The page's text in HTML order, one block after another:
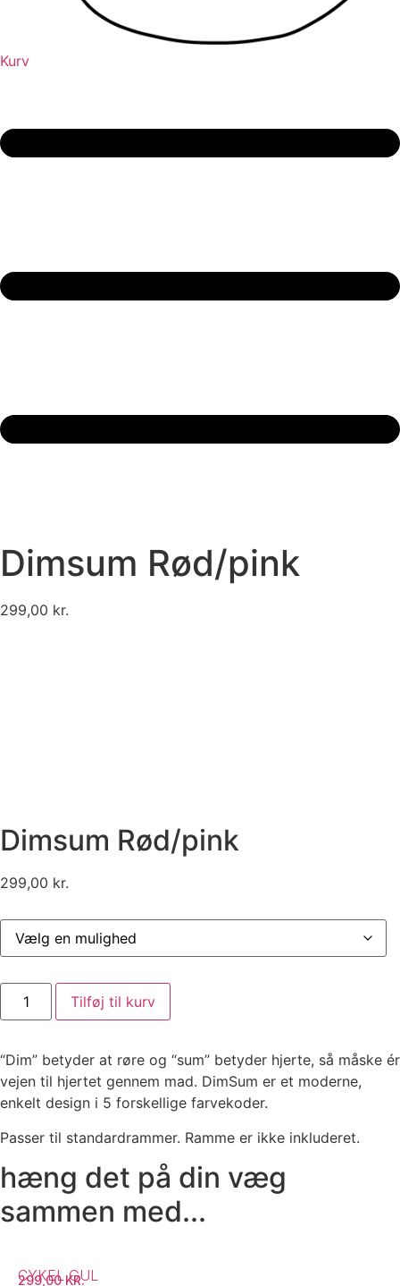
Kurv
Dimsum Rød/pink
299,00 kr.
Dimsum Rød/pink
299,00 kr.
Dimsum
Rød/pink
antal
Tilføj til kurv
“Dim” betyder at røre og “sum” betyder hjerte, så måske ér
vejen til hjertet gennem mad. DimSum er et moderne,
enkelt design i 5 forskellige farvekoder.
Passer til standardrammer. Ramme er ikke inkluderet.
hæng det på din væg
sammen med...
CYKEL GUL
299,00KR.